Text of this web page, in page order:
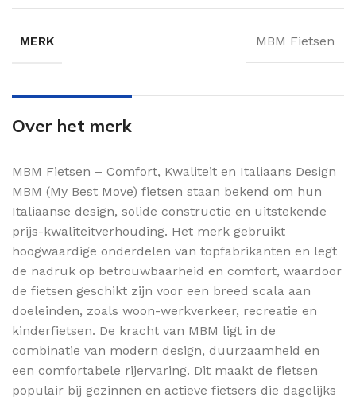
MERK MBM Fietsen
Over het merk
MBM Fietsen – Comfort, Kwaliteit en Italiaans Design
MBM (My Best Move) fietsen staan bekend om hun
Italiaanse design, solide constructie en uitstekende
prijs-kwaliteitverhouding. Het merk gebruikt
hoogwaardige onderdelen van topfabrikanten en legt
de nadruk op betrouwbaarheid en comfort, waardoor
de fietsen geschikt zijn voor een breed scala aan
doeleinden, zoals woon-werkverkeer, recreatie en
kinderfietsen. De kracht van MBM ligt in de
combinatie van modern design, duurzaamheid en
een comfortabele rijervaring. Dit maakt de fietsen
populair bij gezinnen en actieve fietsers die dagelijks